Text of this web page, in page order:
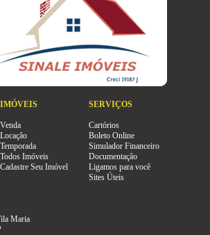
IMÓVEIS
Venda
Locação
Temporada
Todos Imóveis
Cadastre Seu Imóvel
SERVIÇOS
Cartórios
Boleto Online
Simulador Financeiro
Documentação
Ligamos para você
Sites Úteis
Maria